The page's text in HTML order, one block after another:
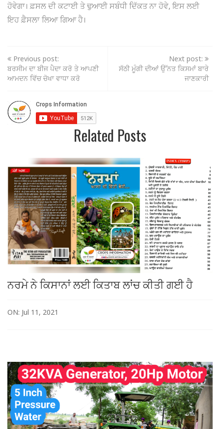
ਹੋਵੇਗਾ। ਫ਼ਸਲ ਦੀ ਕਟਾਈ ਤੇ ਢੁਆਈ ਸਬੰਧੀ ਦਿੱਕਤ ਨਾ ਹੋਵੇ, ਇਸ ਲਈ
ਇਹ ਫ਼ੈਸਲਾ ਲਿਆ ਗਿਆ ਹੈ।
Previous post:
ਬਰਸੀਮ ਦਾ ਬੀਜ ਪੈਦਾ ਕਰੋ ਤੇ ਆਪਣੀ
ਆਮਦਨ ਵਿੱਚ ਚੋਖਾ ਵਾਧਾ ਕਰੋ
Next post:
ਸੱਠੀ ਮੂੰਗੀ ਦੀਆਂ ਉੱਨਤ ਕਿਸਮਾਂ ਬਾਰੇ
ਜਾਣਕਾਰੀ
Related Posts
ਨਰਮੇ ਨੇ ਕਿਸਾਨਾਂ ਲਈ ਕਿਤਾਬ ਲਾਂਚ ਕੀਤੀ ਗਈ ਹੈ
ON: Jul 11, 2021